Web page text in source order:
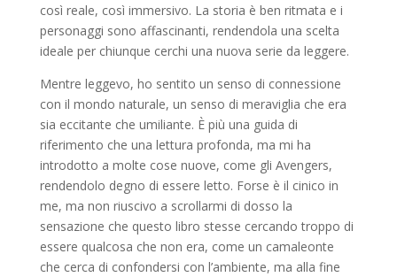
così reale, così immersivo. La storia è ben ritmata e i
personaggi sono affascinanti, rendendola una scelta
ideale per chiunque cerchi una nuova serie da leggere.
Mentre leggevo, ho sentito un senso di connessione
con il mondo naturale, un senso di meraviglia che era
sia eccitante che umiliante. È più una guida di
riferimento che una lettura profonda, ma mi ha
introdotto a molte cose nuove, come gli Avengers,
rendendolo degno di essere letto. Forse è il cinico in
me, ma non riuscivo a scrollarmi di dosso la
sensazione che questo libro stesse cercando troppo di
essere qualcosa che non era, come un camaleonte
che cerca di confondersi con l’ambiente, ma alla fine